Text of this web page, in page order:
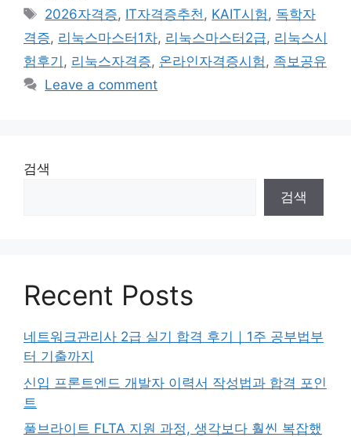
Tags
2026자격증, IT자격증추천, KAIT시험, 독학자
격증, 리눅스마스터1차, 리눅스마스터2급, 리눅스시
험후기 , 리눅스자격증, 온라인자격증시험, 족보공유
Leave a comment
검색
검색
Recent Posts
네트워크관리사 2급 실기 합격 후기｜1주 공부법부
터 기출까지
신입 프론트엔드 개발자 이력서 작성법과 합격 포인
트
풀브라이트 FLTA 지원 과정, 생각보다 훨씬 복잡했